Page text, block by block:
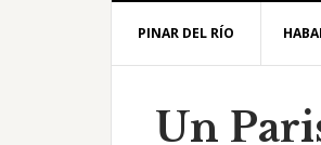
PINAR DEL RÍO
Un